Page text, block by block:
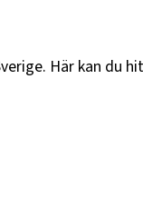
Här kan du